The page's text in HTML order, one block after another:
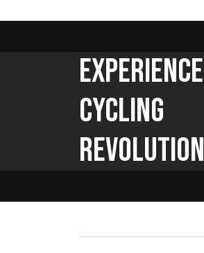
Experience
Cycling
Revolution